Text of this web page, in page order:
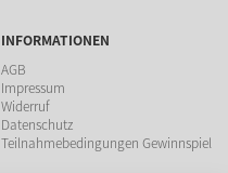
INFORMATIONEN
AGB
Impressum
Widerruf
Datenschutz
Teilnahmebedingungen Gewinnspiel